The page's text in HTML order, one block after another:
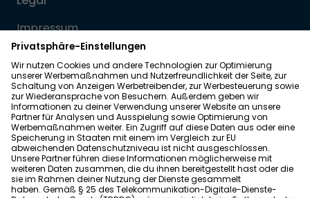
Impressum
Datenschutz
Allgemeine Geschäftsbedingungen
Barrierefreiheit